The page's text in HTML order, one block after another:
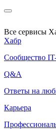
Все сервисы
Хабр
Сообщество
Q&A
Ответы на
Карьера